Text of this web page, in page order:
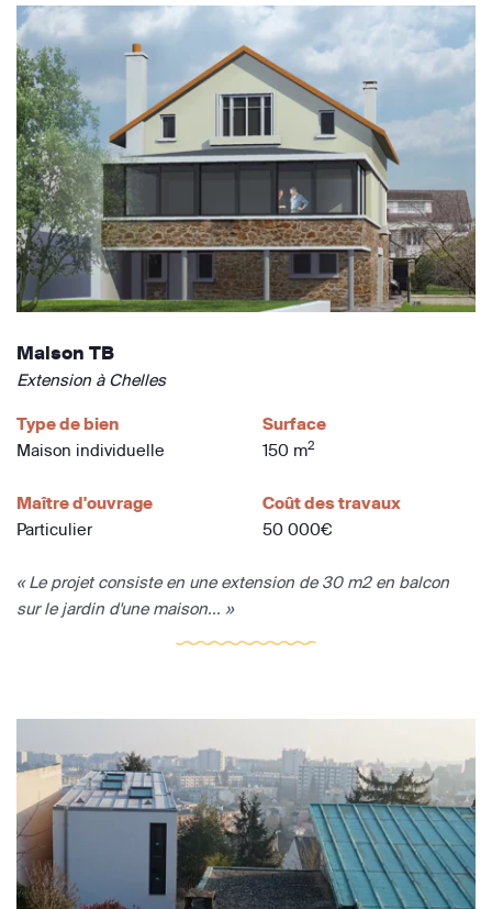
Maison TB
Extension à Chelles
Type de bien
Maison individuelle
Surface
150 m2
Maître d'ouvrage
Particulier
Coût des travaux
50 000€
« Le projet consiste en une extension de 30 m2 en balcon
sur le jardin d'une maison... »